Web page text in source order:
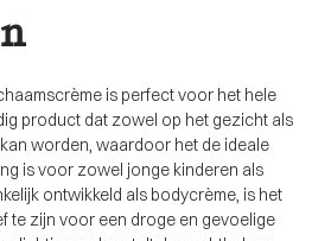
is perfect voor het hele
product dat zowel op het gezicht als
worden, waardoor het de ideale
is voor zowel jonge kinderen als
ontwikkeld als bodycrème, is het
te zijn voor een droge en gevoelige